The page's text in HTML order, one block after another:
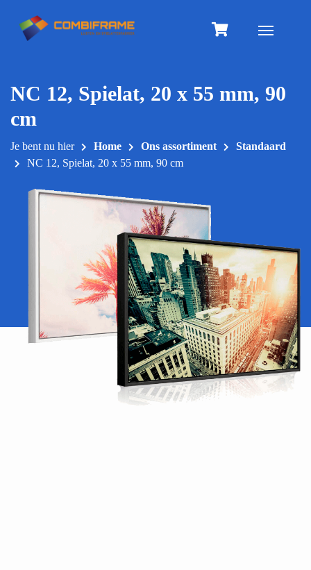
naar
Toggle
NC 12, Spielat, 20 x 55 mm, 90
cm
Je bent nu hier Home Ons assortiment
Standaard
NC 12, Spielat, 20 x 55 mm, 90 cm